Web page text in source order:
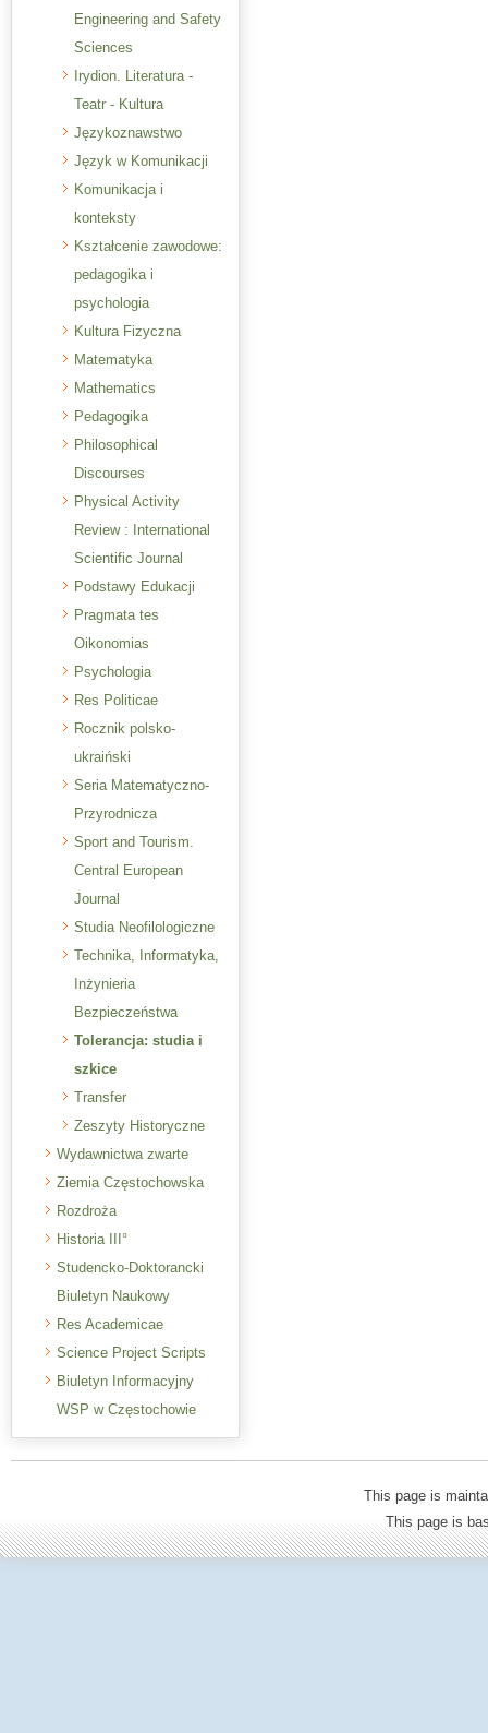
Engineering and Safety
Sciences
Irydion. Literatura -
Teatr - Kultura
Językoznawstwo
Język w Komunikacji
Komunikacja i
konteksty
Kształcenie zawodowe:
pedagogika i
psychologia
Kultura Fizyczna
Matematyka
Mathematics
Pedagogika
Philosophical
Discourses
Physical Activity
Review : International
Scientific Journal
Podstawy Edukacji
Pragmata tes
Oikonomias
Psychologia
Res Politicae
Rocznik polsko-
ukraiński
Seria Matematyczno-
Przyrodnicza
Sport and Tourism.
Central European
Journal
Studia Neofilologiczne
Technika, Informatyka,
Inżynieria
Bezpieczeństwa
Tolerancja: studia i
szkice
Transfer
Zeszyty Historyczne
Wydawnictwa zwarte
Ziemia Częstochowska
Rozdroża
Historia III°
Studencko-Doktorancki
Biuletyn Naukowy
Res Academicae
Science Project Scripts
Biuletyn Informacyjny
WSP w Częstochowie
This page is
This page is